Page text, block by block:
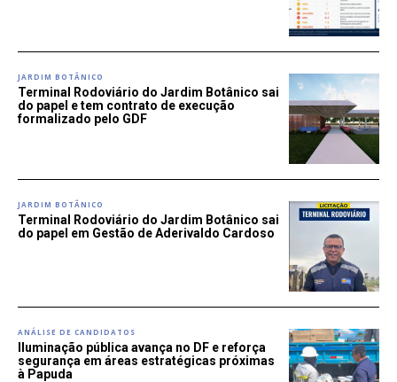
JARDIM BOTÂNICO
Terminal Rodoviário do Jardim Botânico sai
do papel e tem contrato de execução
formalizado pelo GDF
JARDIM BOTÂNICO
Terminal Rodoviário do Jardim Botânico sai
do papel em Gestão de Aderivaldo Cardoso
ANÁLISE DE CANDIDATOS
Iluminação pública avança no DF e reforça
segurança em áreas estratégicas próximas
à Papuda